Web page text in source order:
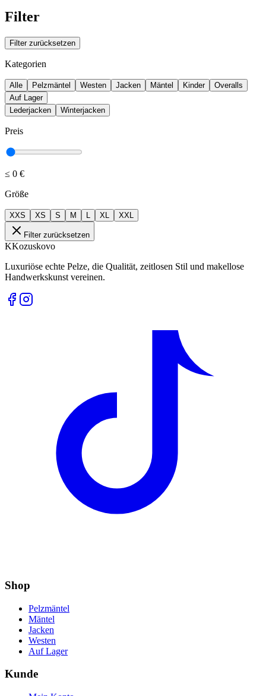
Filter
Filter zurücksetzen
Kategorien
Alle Pelzmäntel Westen Jacken Mäntel Kinder
Overalls
Auf Lager
Lederjacken
Winterjacken
Preis
≤ 0 €
Größe
XXS XS S M L XL XXL
Filter zurücksetzen
KKozuskovo
Luxuriöse echte Pelze, die Qualität, zeitlosen Stil und makellose
Handwerkskunst vereinen.
Shop
Pelzmäntel
Mäntel
Jacken
Westen
Auf Lager
Kunde